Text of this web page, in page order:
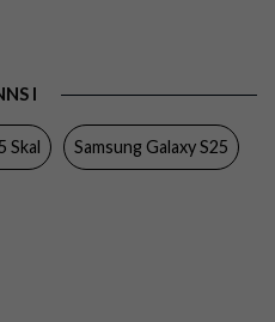
(PC), Mjukplast (TPU)
I
Skal Samsung Galaxy S25